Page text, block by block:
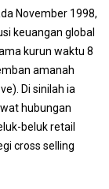
November 1998,
keuangan global
kurun waktu 8
amanah
Di sinilah ia
hubungan
beluk retail
cross selling